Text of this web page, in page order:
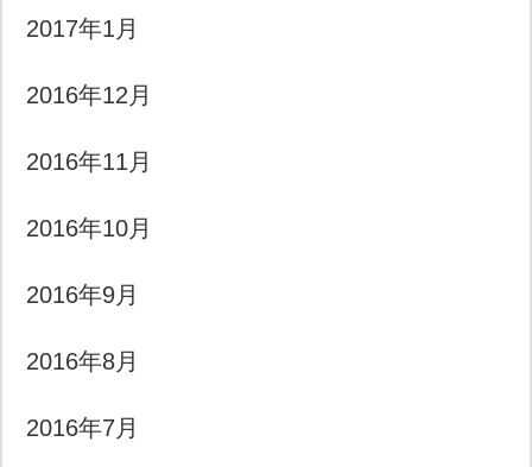
2017年1月
2016年12月
2016年11月
2016年10月
2016年9月
2016年8月
2016年7月